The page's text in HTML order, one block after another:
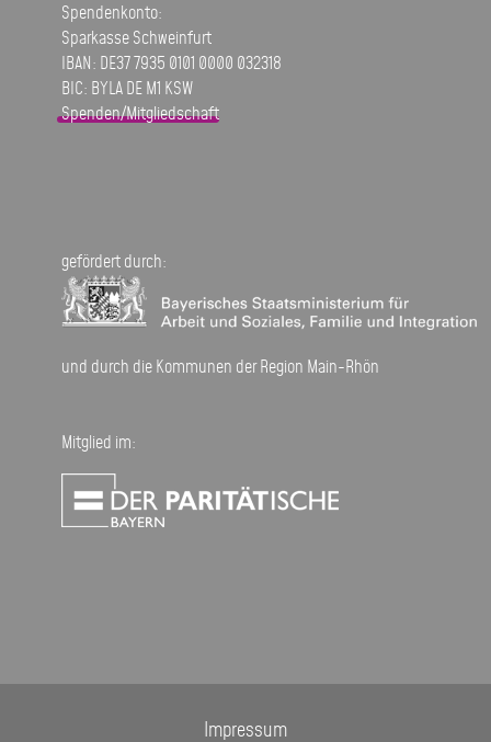
Spendenkonto:
Sparkasse Schweinfurt
IBAN: DE37 7935 0101 0000 032318
BIC: BYLA DE M1 KSW
Spenden/Mitgliedschaft
gefördert durch:
und durch die Kommunen der Region Main-Rhön
Mitglied im:
Impressum